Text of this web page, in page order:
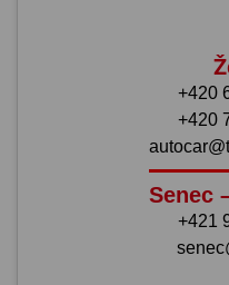
+420
+420
Senec
+421